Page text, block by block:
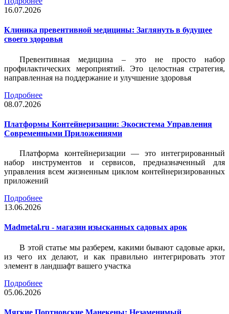
16.07.2026
Клиника превентивной медицины: Заглянуть в будущее
своего здоровья
Превентивная медицина – это не просто набор
профилактических мероприятий. Это целостная стратегия,
направленная на поддержание и улучшение здоровья
Подробнее
08.07.2026
Платформы Контейнеризации: Экосистема Управления
Современными Приложениями
Платформа контейнеризации — это интегрированный
набор инструментов и сервисов, предназначенный для
управления всем жизненным циклом контейнеризированных
приложений
Подробнее
13.06.2026
Madmetal.ru - магазин изысканных садовых арок
В этой статье мы разберем, какими бывают садовые арки,
из чего их делают, и как правильно интегрировать этот
элемент в ландшафт вашего участка
Подробнее
05.06.2026
Мягкие Портновские Манекены: Незаменимый